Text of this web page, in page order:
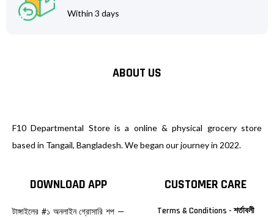
Within 3 days
ABOUT US
F10 Departmental Store is a online & physical grocery store
based in Tangail, Bangladesh. We began our journey in 2022.
DOWNLOAD APP
টাঙ্গাইলের #১ অনলাইন গ্রোসারি শপ —
CUSTOMER CARE
Terms & Conditions - শর্তাবলী